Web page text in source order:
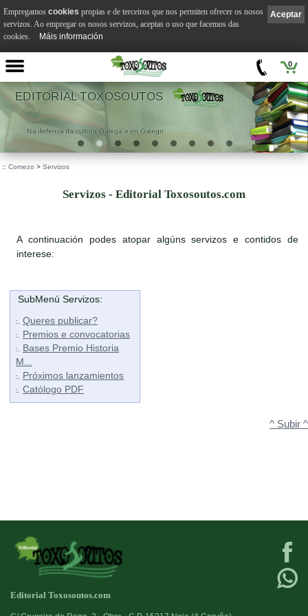
0
EDITORIAL TOXOSOUTOS
Na defensa da cultura Galega e en Galego
:: Comezo > Servizos
Servizos - Editorial Toxosoutos.com
A continuación podes atopar algúns servizos e contidos de
interese:
SubMenú Servizos:
:. Queres publicar?
:. Premios e convocatorias
:.
Bases Premio Historia
M...
:. Próximos lanzamientos
:. Católogo PDF
^ Subir ^
Editorial Toxosoutos.com
Aceptar
Empregamos cookies propias e de terceiros que nos permiten ofrecer os nosos
servizos. Ao empregar os nosos servizos, aceptas o uso que facemos das
cookies.
Máis información